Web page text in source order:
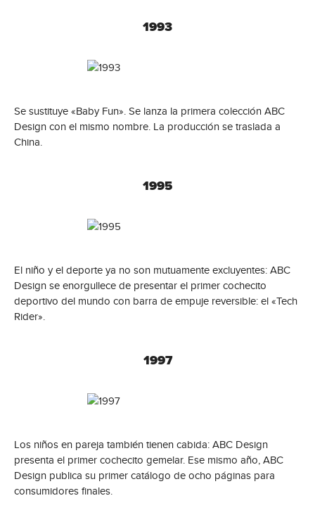
1993
Se sustituye «Baby Fun». Se lanza la primera colección ABC
Design con el mismo nombre. La producción se traslada a
China.
1995
El niño y el deporte ya no son mutuamente excluyentes: ABC
Design se enorgullece de presentar el primer cochecito
deportivo del mundo con barra de empuje reversible: el «Tech
Rider».
1997
Los niños en pareja también tienen cabida: ABC Design
presenta el primer cochecito gemelar. Ese mismo año, ABC
Design publica su primer catálogo de ocho páginas para
consumidores finales.